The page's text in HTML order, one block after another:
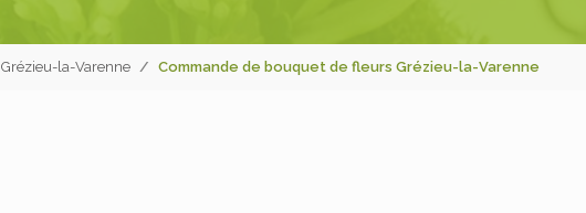
Grézieu-la-Varenne Commande de bouquet de fleurs Grézieu-la-Varenne